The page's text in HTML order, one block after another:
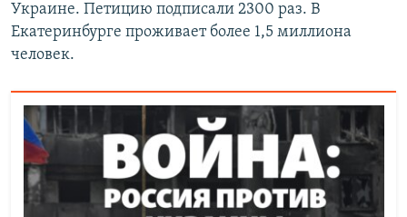
Украине. Петицию подписали 2300 раз. В
Екатеринбурге проживает более 1,5 миллиона
человек.